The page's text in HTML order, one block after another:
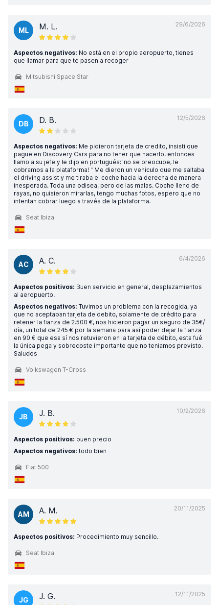
29/6/2026
ML M. L.
Aspectos negativos: No está en el propio aeropuerto, tienes
que llamar para que te pasen a recoger
Mitsubishi Space Star
12/5/2026
DB D. B.
Aspectos negativos: Me pidieron tarjeta de credito, insisti que
pague en Discovery Cars para no tener que hacerlo, entonces
llamo a su jefe y le dijo en portugués:"no se preocupe, le
cobramos a la plataforma! " Me dieron un vehiculo que me saltaba
el driving assist y me tiraba el coche hacia la derecha de manera
inesperada. Toda una odisea, pero de las malas. Coche lleno de
rayas, no quisieron mirarlas, tengo muchas fotos, espero que no
intentan cobrar luego a través de la plataforma.
Seat Ibiza
6/4/2026
AC A. C.
Aspectos positivos: Buen servicio en general, desplazamientos
al aeropuerto.
Aspectos negativos: Tuvimos un problema con la recogida, ya
que no aceptaban tarjeta de debito, solamente de crédito para
retener la fianza de 2.500 €, nos hicieron pagar un seguro de 35€/
día, un total de 245 € por la semana para así poder dejar la fianza
en 90 € que esa sí nos retuvieron en la tarjeta de débito, esta fué
la única pega y sobrecoste importante que no teniamos previsto.
Saludos
Volkswagen T-Cross
10/2/2026
JB J. B.
Aspectos positivos: buen precio
Aspectos negativos: todo bien
Fiat 500
20/11/2025
AM A. M.
Aspectos positivos: Procedimiento muy sencillo.
Seat Ibiza
12/11/2025
JG J. G.